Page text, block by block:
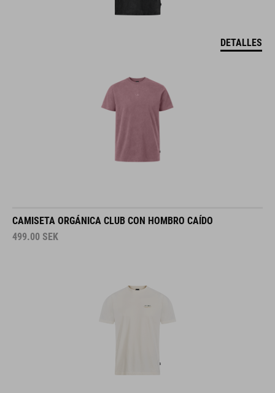
DETALLES
CAMISETA ORGÁNICA CLUB CON HOMBRO CAÍDO
499.00 SEK